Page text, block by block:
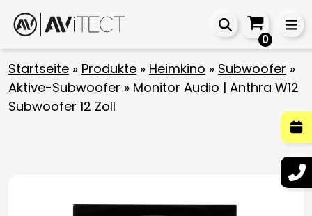
0
Startseite » Produkte » Heimkino » Subwoofer »
Aktive-Subwoofer » Monitor Audio | Anthra W12
Subwoofer 12 Zoll